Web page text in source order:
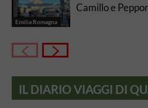
Emilia Romagna
Camillo e
IL DIARIO VIAGGI DI